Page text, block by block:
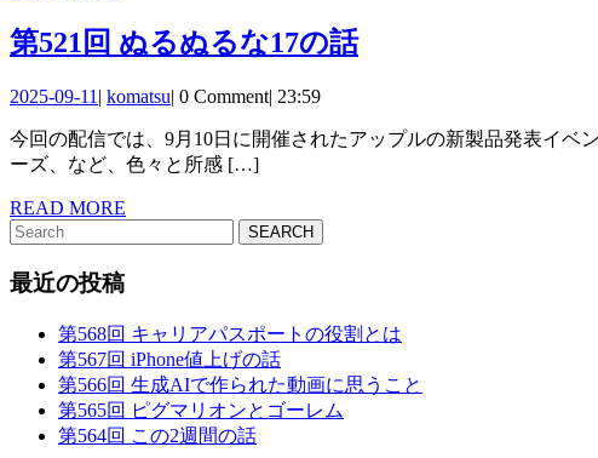
つ
ガ
第521回 ぬるぬるな17の話第
ぬ
17
の
2025-09-11 2025-
11
| komatsukomatsu
| 0 Comment| 23:59
今回の配信では、9月10日に開催されたアップルの新製品発表イベントで発表された製品やサービスについてKKがゆるトークいたします。「Apple Watch」「AirPods」「iPhone 17」シリ
ーズ、など、色々と所感 […]
READ MORE
Search
for:
最近の投稿
第568回 キャリアパスポートの役割とは
第567回 iPhone値上げの話
第566回 生成AIで作られた動画に思うこと
第565回 ピグマリオンとゴーレム
第564回 この2週間の話